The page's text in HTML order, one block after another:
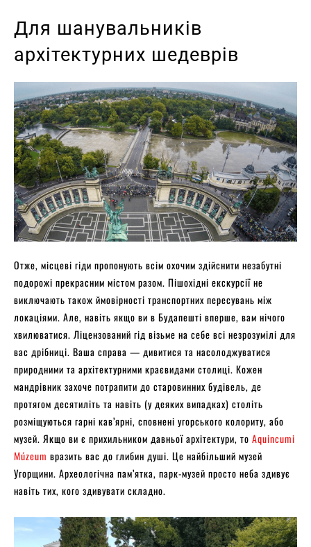
Для шанувальників
архітектурних шедеврів
Отже, місцеві гіди пропонують всім охочим здійснити незабутні
подорожі прекрасним містом разом. Пішохідні екскурсії не
виключають також ймовірності транспортних пересувань між
локаціями. Але, навіть якщо ви в Будапешті вперше, вам нічого
хвилюватися. Ліцензований гід візьме на себе всі незрозумілі для
вас дрібниці. Ваша справа — дивитися та насолоджуватися
природними та архітектурними краєвидами столиці. Кожен
мандрівник захоче потрапити до старовинних будівель, де
протягом десятиліть та навіть (у деяких випадках) століть
розміщуються гарні кав’ярні, сповнені угорського колориту, або
музей. Якщо ви є прихильником давньої архітектури, то Aquincumi
Múzeum вразить вас до глибин душі. Це найбільший музей
Угорщини. Археологічна пам’ятка, парк-музей просто неба здивує
навіть тих, кого здивувати складно.